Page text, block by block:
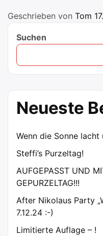
Geschrieben von Tom
Suchen
Neueste
Wenn die Sonne
Steffi’s Purzeltag!
AUFGEPASST UND
GEPURZELTAG!!!
After Nikolaus Party
7.12.24 :-)
Limitierte Auflage – !